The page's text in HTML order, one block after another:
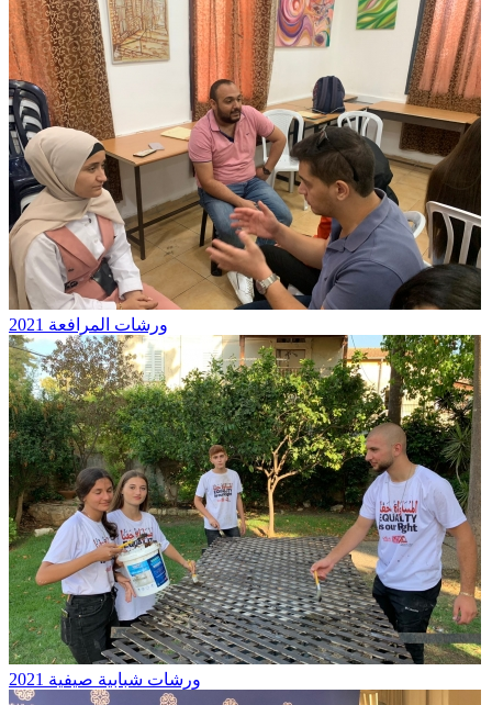
ورشات المرافعة 2021
ورشات شبابية صيفية 2021